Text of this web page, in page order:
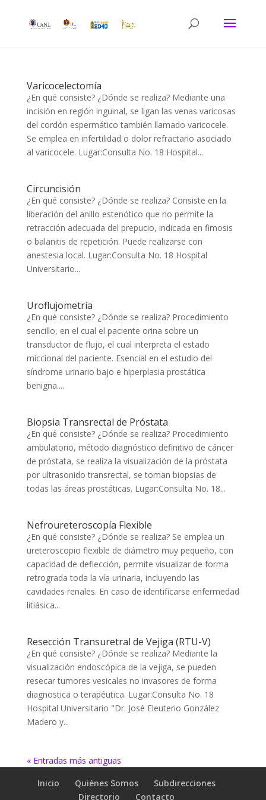
Varicocelectomía
¿En qué consiste? ¿Dónde se realiza? Mediante una
incisión en región inguinal, se ligan las venas varicosas
del cordón espermático también llamado varicocele.
Se emplea en infertilidad o dolor refractario asociado
al varicocele. Lugar:Consulta No. 18 Hospital...
Circuncisión
¿En qué consiste? ¿Dónde se realiza? Consiste en la
liberación del anillo estenótico que no permite la
retracción adecuada del prepucio, indicada en fimosis
o balanitis de repetición. Puede realizarse con
anestesia local. Lugar:Consulta No. 18 Hospital
Universitario...
Uroflujometría
¿En qué consiste? ¿Dónde se realiza? Procedimiento
sencillo, en el cual el paciente orina sobre un
transductor de flujo, el cual interpreta el estado
miccional del paciente. Esencial en el estudio del
síndrome urinario bajo e hiperplasia prostática
benigna....
Biopsia Transrectal de Próstata
¿En qué consiste? ¿Dónde se realiza? Procedimiento
ambulatorio, método diagnóstico definitivo de cáncer
de próstata, se realiza la visualización de la próstata
por ultrasonido transrectal, se toman biopsias de
todas las áreas prostáticas. Lugar:Consulta No. 18...
Nefroureteroscopía Flexible
¿En qué consiste? ¿Dónde se realiza? Se emplea un
ureteroscopio flexible de diámetro muy pequeño, con
capacidad de deflección, permite visualizar de forma
retrograda toda la vía urinaria, incluyendo las
cavidades renales. En caso de identificarse enfermedad
litiásica...
Resección Transuretral de Vejiga (RTU-V)
¿En qué consiste? ¿Dónde se realiza? Mediante la
visualización endoscópica de la vejiga, se pueden
resecar tumores vesicales no invasores de forma
diagnostica o terapéutica. Lugar:Consulta No. 18
Hospital Universitario "Dr. José Eleuterio González
Madero y...
« Entradas más antiguas
Inicio
Quiénes Somos
Subdirecciones
Directorio
Contacto